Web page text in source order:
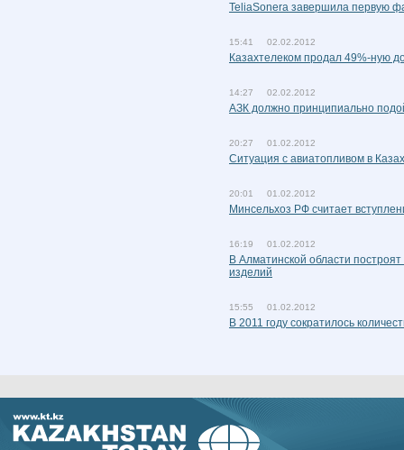
TeliaSonera завершила первую
15:41 02.02.2012
Казахтелеком продал 49%-ную
14:27 02.02.2012
АЗК должно принципиально
20:27 01.02.2012
Ситуация с авиатопливом в
20:01 01.02.2012
Минсельхоз РФ считает
16:19 01.02.2012
В Алматинской области
изделий
15:55 01.02.2012
В 2011 году сократилось